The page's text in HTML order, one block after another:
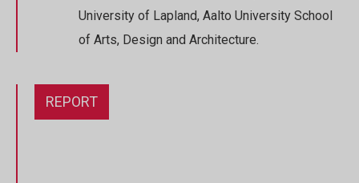
University of Lapland, Aalto University School
of Arts, Design and Architecture.
REPORT